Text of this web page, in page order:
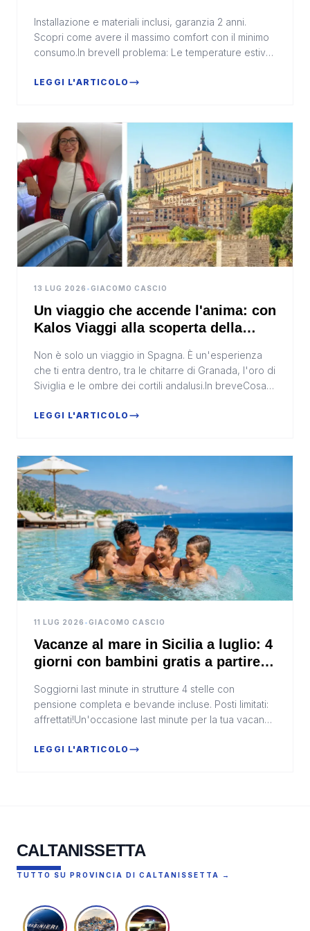
Installazione e materiali inclusi, garanzia 2 anni.
Scopri come avere il massimo comfort con il minimo
consumo.In breveIl problema: Le temperature estive
LEGGI L'ARTICOLO
13 LUG 2026 •GIACOMO CASCIO
Un viaggio che accende l'anima: con
Kalos Viaggi alla scoperta della
Non è solo un viaggio in Spagna. È un'esperienza
che ti entra dentro, tra le chitarre di Granada, l'oro di
Siviglia e le ombre dei cortili andalusi.In breveCosa
LEGGI L'ARTICOLO
11 LUG 2026 •GIACOMO CASCIO
Vacanze al mare in Sicilia a luglio: 4
giorni con bambini gratis a partire
Soggiorni last minute in strutture 4 stelle con
pensione completa e bevande incluse. Posti limitati:
affrettati!Un'occasione last minute per la tua vacanza
LEGGI L'ARTICOLO
CALTANISSETTA
TUTTO SU PROVINCIA DI CALTANISSETTA →